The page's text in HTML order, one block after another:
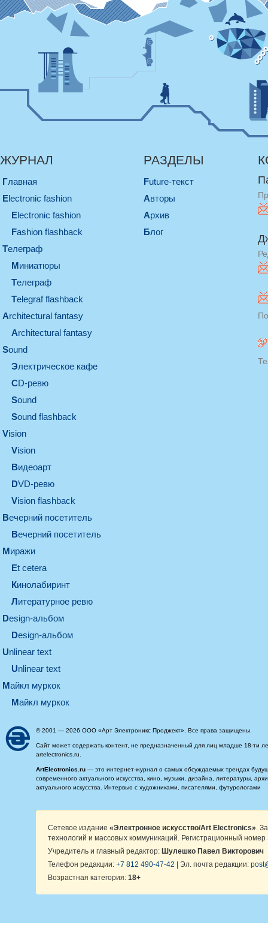
ЖУРНАЛ
Главная
electronic fashion
electronic fashion
Fashion flashback
телеграф
миниатюры
телеграф
Telegraf flashback
architectural fantasy
architectural fantasy
sound
электрическое кафе
CD-ревю
sound
Sound flashback
vision
vision
видеоарт
DVD-ревю
Vision flashback
вечерний посетитель
вечерний посетитель
миражи
et cetera
кинолабиринт
литературное ревю
design-альбом
design-альбом
unlinear text
Unlinear text
майкл муркок
майкл муркок
РАЗДЕЛЫ
Future-текст
Авторы
Архив
Блог
© 2001 — 2026 ООО «Арт Электроникс Проджект». Все права защищены.
Сайт может содержать контент, не предназначенный для лиц младше 18-ти
artelectronics.ru.
ArtElectronics.ru — это интернет-журнал о самых обсуждаемых трендах
современного актуального искусства, кино, музыки, дизайна, литературы,
актуального искусства. Интервью с художниками, писателями, футурологами
Сетевое издание «Электронное искусство/Art Electronics» .
технологий и массовых коммуникаций. Регистрационный
Учредитель и главный редактор: Шулешко Павел Викторович
Телефон редакции: +7 812 490-47-42 | Эл. почта редакции:
Возрастная категория: 18+